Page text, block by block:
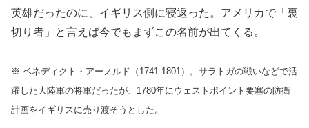
英雄だったのに、イギリス側に寝返った。アメリカで「裏
切り者」と言えば今でもまずこの名前が出てくる。
※ ベネディクト・アーノルド（1741-1801）。サラトガの戦いなどで活
躍した大陸軍の将軍だったが、1780年にウェストポイント要塞の防衛
計画をイギリスに売り渡そうとした。